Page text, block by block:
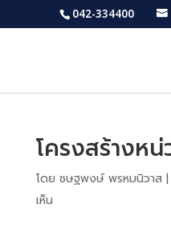
042-334400
โครงสร้างห
โดย ชษฐพงษ์ พรหมนิวาส|
เห็น